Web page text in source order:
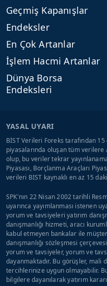
Geçmiş Kapanışlar
Endeksler
En Çok Artanlar
İşlem Hacmi Artanlar
Dünya Borsa
Endeksleri
YASAL UYARI
BİST Verileri Foreks tarafından
piyasalarında oluşan tüm
olup, bu veriler tekrar
Piyasası, Borçlanma Araçları
verileri BIST kaynaklı en az 15
SPK'nın 22 Nisan 2002 tarihli
uyarınca yayımlanması istenen
yorum ve tavsiyeleri yatırım
danışmanlığı hizmeti, aracı
kabul etmeyen bankalar ile
danışmanlığı sözleşmesi
yorum ve tavsiyeler, yorum ve
dayanmaktadır. Bu görüşler, mali
tercihlerinize uygun olmayabilir.
bilgilere dayanılarak yatırım